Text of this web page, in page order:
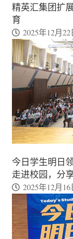
精英汇集团扩
育
2025年12月22
今日学生明日
走进校园，分
2025年12月16